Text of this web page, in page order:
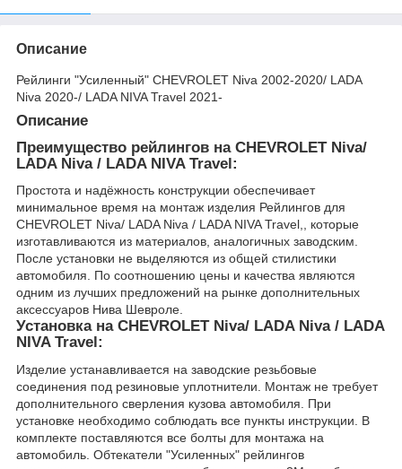
Описание
Рейлинги "Усиленный" CHEVROLET Niva 2002-2020/ LADA
Niva 2020-/ LADA NIVA Travel 2021-
Описание
Преимущество рейлингов на CHEVROLET Niva/
LADA Niva / LADA NIVA Travel:
Простота и надёжность конструкции обеспечивает
минимальное время на монтаж изделия Рейлингов для
CHEVROLET Niva/ LADA Niva / LADA NIVA Travel,, которые
изготавливаются из материалов, аналогичных заводским.
После установки не выделяются из общей стилистики
автомобиля. По соотношению цены и качества являются
одним из лучших предложений на рынке дополнительных
аксессуаров Нива Шевроле.
Установка на CHEVROLET Niva/ LADA Niva / LADA
NIVA Travel:
Изделие устанавливается на заводские резьбовые
соединения под резиновые уплотнители. Монтаж не требует
дополнительного сверления кузова автомобиля. При
установке необходимо соблюдать все пункты инструкции. В
комплекте поставляются все болты для монтажа на
автомобиль. Обтекатели "Усиленных" рейлингов